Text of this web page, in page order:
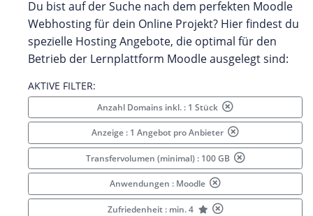
Du bist auf der Suche nach dem perfekten Moodle
Webhosting für dein Online Projekt? Hier findest du
spezielle Hosting Angebote, die optimal für den
Betrieb der Lernplattform Moodle ausgelegt sind:
AKTIVE FILTER:
Anzahl Domains inkl. : 1 Stück
Anzeige : 1 Angebot pro Anbieter
Transfervolumen (minimal) : 100 GB
Anwendungen : Moodle
Zufriedenheit : min. 4